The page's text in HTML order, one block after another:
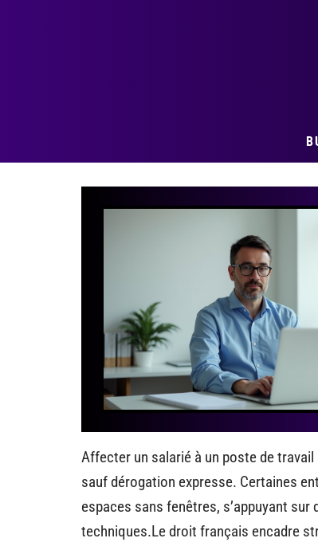
Affecter un salarié à un poste de
sauf dérogation expresse. Certaines
espaces sans fenêtres, s’appuyant
techniques.Le droit français encadre